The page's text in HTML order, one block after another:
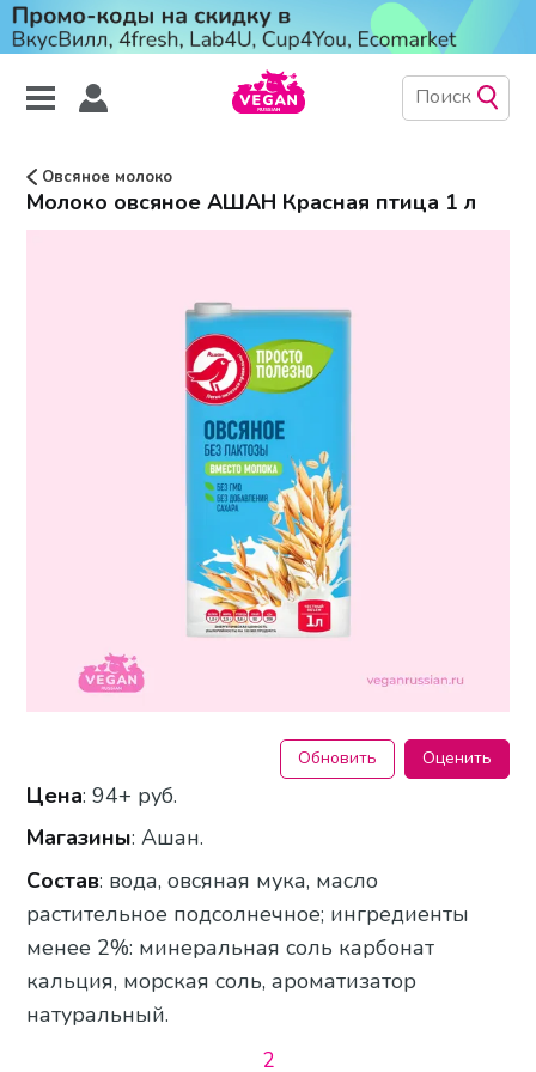
Овсяное молоко
Молоко овсяное АШАН Красная птица 1 л
Обновить Оценить
Цена: 94+ руб.
Магазины: Ашан.
Состав: вода, овсяная мука, масло
растительное подсолнечное; ингредиенты
менее 2%: минеральная соль карбонат
кальция, морская соль, ароматизатор
натуральный.
2